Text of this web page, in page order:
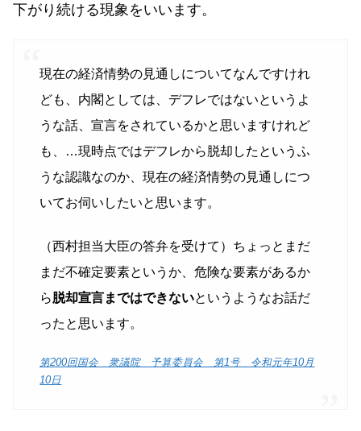
下がり続ける現象をいいます。
現在の経済情勢の見通しについてなんですけれ
ども、内閣としては、デフレではないというよ
うな話、宣言をされているかと思いますけれど
も、…現時点ではデフレから脱却したというふ
うな認識なのか、現在の経済情勢の見通しにつ
いてお伺いしたいと思います。
（西村担当大臣の答弁を受けて）ちょっとまだ
まだ不確定要素というか、危険な要素があるか
ら脱却宣言まではできないというようなお話だ
ったと思います。
第200回国会 衆議院 予算委員会 第1号 令和元年10月
10日